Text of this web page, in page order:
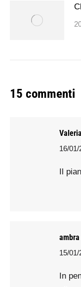
15 commenti
says:
16/
Il
ambra
says:
15/
In